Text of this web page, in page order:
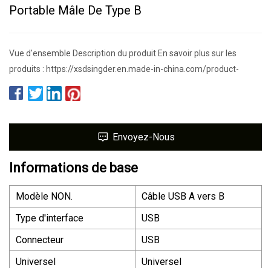
Portable Mâle De Type B
Vue d'ensemble Description du produit En savoir plus sur les
produits : https://xsdsingder.en.made-in-china.com/product-
Envoyez-Nous
Informations de base
Modèle NON.
Câble USB A vers B
Type d'interface
USB
Connecteur
USB
Universel
Universel